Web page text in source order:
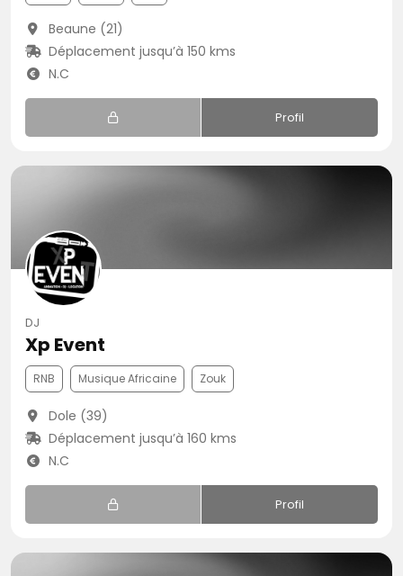
Beaune (21)
Déplacement jusqu’à 150 kms
N.C
Profil
DJ
Xp Event
RNB Musique Africaine Zouk
Dole (39)
Déplacement jusqu’à 160 kms
N.C
Profil